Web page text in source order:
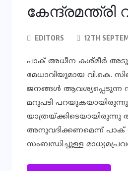
EDITORS 12TH
പാക് അധീന കശ്മീര്‍
മേധാവിയുമായ വി.കെ.
ജനങ്ങള്‍ ആവശ്യപ്പെടുന്ന
മറുപടി പറയുകയായിരുന്നു
യാത്രയ്ക്കിടെയായിരുന്നു
അനുവദിക്കണമെന്ന് പാക്
സംബന്ധിച്ചുള്ള